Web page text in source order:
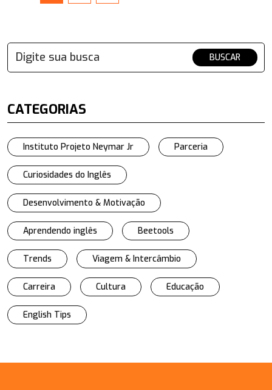
BUSCAR
CATEGORIAS
Instituto Projeto Neymar Jr Parceria
Curiosidades do Inglês
Desenvolvimento & Motivação
Aprendendo inglês Beetools
Trends Viagem & Intercâmbio
Carreira Cultura Educação
English Tips